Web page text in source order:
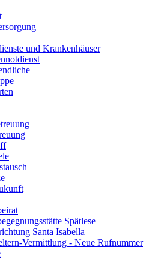
und Krankenhäuser
Spätlese
Santa Isabella
Vermittlung - Neue Rufnummer